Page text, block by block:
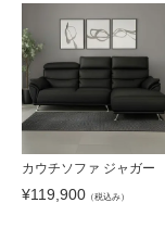
カウチソファ ジャガー
¥119,900 （税込み）